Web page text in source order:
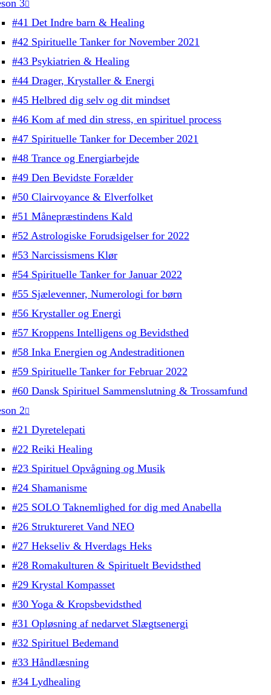
3
#41 Det Indre barn & Healing
#42 Spirituelle Tanker for November 2021
#43 Psykiatrien & Healing
#44 Drager, Krystaller & Energi
#45 Helbred dig selv og dit mindset
#46 Kom af med din stress, en spirituel process
#47 Spirituelle Tanker for December 2021
#48 Trance og Energiarbejde
#49 Den Bevidste Forælder
#50 Clairvoyance & Elverfolket
#51 Månepræstindens Kald
#52 Astrologiske Forudsigelser for 2022
#53 Narcissismens Klør
#54 Spirituelle Tanker for Januar 2022
#55 Sjælevenner, Numerologi for børn
#56 Krystaller og Energi
#57 Kroppens Intelligens og Bevidsthed
#58 Inka Energien og Andestraditionen
#59 Spirituelle Tanker for Februar 2022
#60 Dansk Spirituel Sammenslutning & Trossamfund
2
#21 Dyretelepati
#22 Reiki Healing
#23 Spirituel Opvågning og Musik
#24 Shamanisme
#25 SOLO Taknemlighed for dig med Anabella
#26 Struktureret Vand NEO
#27 Hekseliv & Hverdags Heks
#28 Romakulturen & Spirituelt Bevidsthed
#29 Krystal Kompasset
#30 Yoga & Kropsbevidsthed
#31 Opløsning af nedarvet Slægtsenergi
#32 Spirituel Bedemand
#33 Håndlæsning
#34 Lydhealing